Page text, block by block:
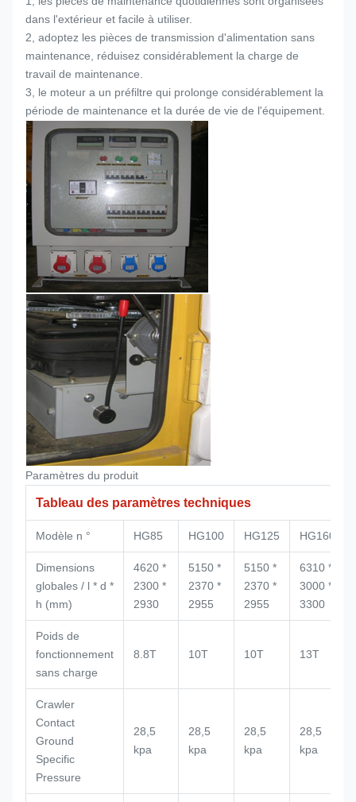
dans l'extérieur et facile à utiliser.
2, adoptez les pièces de transmission d'alimentation sans
maintenance, réduisez considérablement la charge de
travail de maintenance.
3, le moteur a un préfiltre qui prolonge considérablement la
période de maintenance et la durée de vie de l'équipement.
Paramètres du produit
Tableau des paramètres techniques
Modèle n ° HG85 HG100 HG125 HG160
Dimensions
globales / l * d *
h (mm)
4620 *
2300 *
2930
5150 *
2370 *
2955
5150 *
2370 *
2955
6310 *
3000 *
3300
Poids de
fonctionnement
sans charge
8.8T 10T 10T 13T
Crawler
Contact
Ground
Specific
Pressure
28,5
kpa
28,5
kpa
28,5
kpa
28,5
kpa